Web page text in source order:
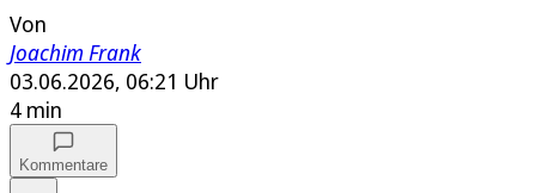
Von
Joachim Frank
03.06.2026, 06:21 Uhr
4 min
Kommentare